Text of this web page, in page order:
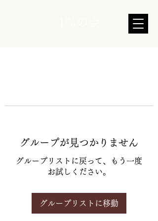
グループが見つかりません
グループリストに戻って、もう一度
お試しください。
グループリストに移動